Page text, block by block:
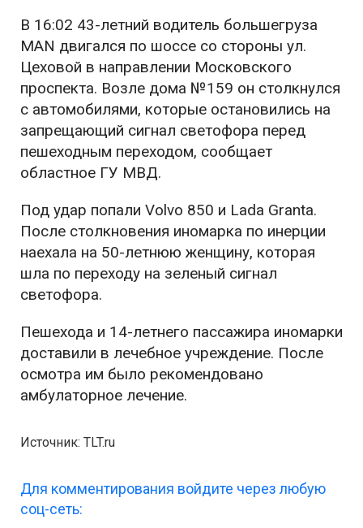
В 16:02 43-летний водитель большегруза
MAN двигался по шоссе со стороны ул.
Цеховой в направлении Московского
проспекта. Возле дома №159 он столкнулся
с автомобилями, которые остановились на
запрещающий сигнал светофора перед
пешеходным переходом, сообщает
областное ГУ МВД.
Под удар попали Volvo 850 и Lada Granta.
После столкновения иномарка по инерции
наехала на 50-летнюю женщину, которая
шла по переходу на зеленый сигнал
светофора.
Пешехода и 14-летнего пассажира иномарки
доставили в лечебное учреждение. После
осмотра им было рекомендовано
амбулаторное лечение.
Источник: TLT.ru
Для комментирования войдите через любую
соц-сеть: